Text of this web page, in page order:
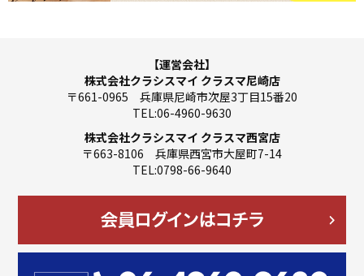
【運営会社】
株式会社クラシスマイ クラスマ尼崎店
〒661-0965 兵庫県尼崎市次屋3丁目15番20
TEL:06-4960-9630
株式会社クラシスマイ クラスマ西宮店
〒663-8106 兵庫県西宮市大屋町7-14
TEL:0798-66-9640